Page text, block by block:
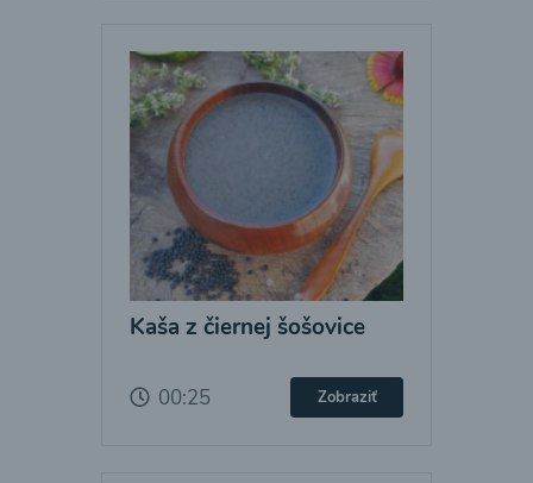
Kaša z čiernej šošovice
00:25 Zobraziť